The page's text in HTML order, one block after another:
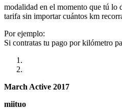
modalidad en el momento que tú lo
tarifa sin importar cuántos km
Por ejemplo:
Si contratas tu pago por kilómetro
March Active 2017
miituo